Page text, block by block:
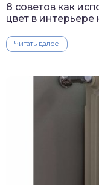
8 советов как
цвет в интерьере
Читать далее